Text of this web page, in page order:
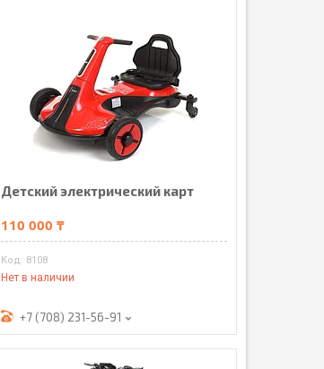
Детский электрический карт
110 000 ₸
8108
Нет в наличии
+7 (708) 231-56-91